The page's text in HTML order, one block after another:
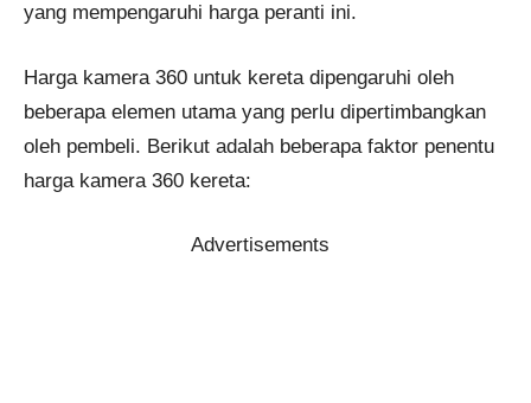
yang mempengaruhi harga peranti ini.
Harga kamera 360 untuk kereta dipengaruhi oleh
beberapa elemen utama yang perlu dipertimbangkan
oleh pembeli. Berikut adalah beberapa faktor penentu
harga kamera 360 kereta:
Advertisements